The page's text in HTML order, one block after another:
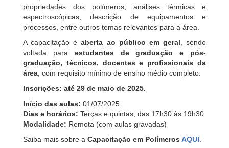
propriedades dos polímeros, análises térmicas e
espectroscópicas, descrição de equipamentos e
processos, entre outros temas relevantes para a área.
A capacitação éaberta ao público em geral, sendo
voltada para estudantes de graduação e pós-
graduação, técnicos, docentes e profissionais da
área, com requisito mínimo de ensino médio completo.
Inscrições: até 29 de maio de 2025.
Início das aulas: 01/07/2025
Dias e horários: Terças e quintas, das 17h30 às 19h30
Modalidade: Remota (com aulas gravadas)
Saiba mais sobre a Capacitação em Polímeros AQUI.